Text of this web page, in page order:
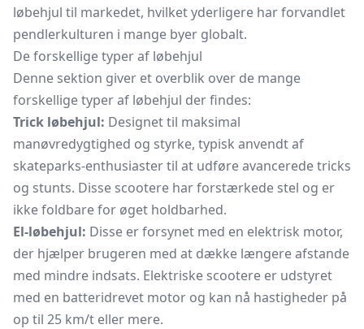
løbehjul til markedet, hvilket yderligere har forvandlet
pendlerkulturen i mange byer globalt.
De forskellige typer af løbehjul
Denne sektion giver et overblik over de mange
forskellige typer af løbehjul der findes:
Trick løbehjul: Designet til maksimal
manøvredygtighed og styrke, typisk anvendt af
skateparks-enthusiaster til at udføre avancerede tricks
og stunts. Disse scootere har forstærkede stel og er
ikke foldbare for øget holdbarhed.
El-løbehjul: Disse er forsynet med en elektrisk motor,
der hjælper brugeren med at dække længere afstande
med mindre indsats. Elektriske scootere er udstyret
med en batteridrevet motor og kan nå hastigheder på
op til 25 km/t eller mere.